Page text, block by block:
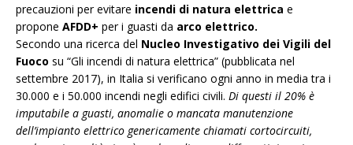
precauzioni per evitare incendi di natura elettrica e
propone AFDD+ per i guasti da arco elettrico.
Secondo una ricerca del Nucleo Investigativo dei Vigili del
Fuoco su “Gli incendi di natura elettrica” (pubblicata nel
settembre 2017), in Italia si verificano ogni anno in media tra i
30.000 e i 50.000 incendi negli edifici civili. Di questi il 20% è
imputabile a guasti, anomalie o mancata manutenzione
dell’impianto elettrico genericamente chiamati cortocircuiti,